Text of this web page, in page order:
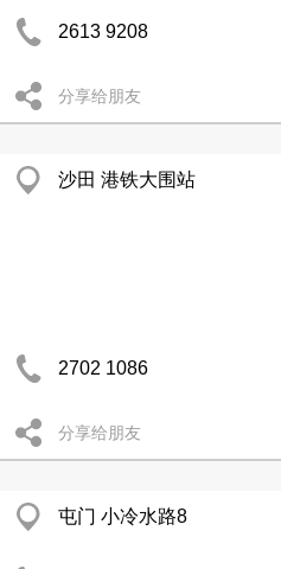
2613 9208
分享给朋友
沙田 港铁大围站
2702 1086
分享给朋友
屯门 小冷水路8